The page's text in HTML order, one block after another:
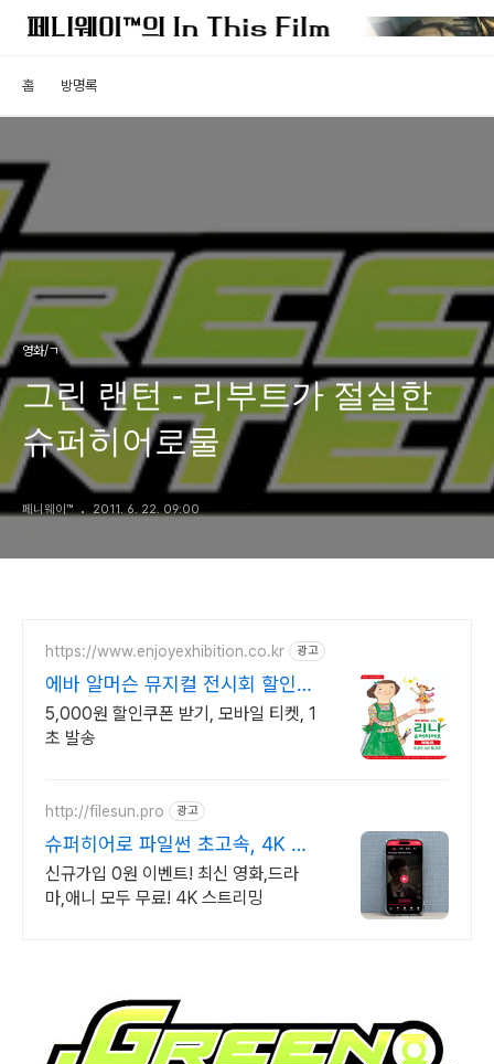
홈 방명록
영화/ㄱ
그린 랜턴 - 리부트가 절실한
슈퍼히어로물
페니웨이™ 2011. 6. 22. 09:00
https://www.enjoyexhibition.co.kr 광고
에바 알머슨 뮤지컬 전시회 할인쿠
폰 받기
5,000원 할인쿠폰 받기, 모바일 티켓, 1
초 발송
http://filesun.pro 광고
슈퍼히어로 파일썬 초고속, 4K 실
시간 보기!
신규가입 0원 이벤트! 최신 영화,드라
마,애니 모두 무료! 4K 스트리밍